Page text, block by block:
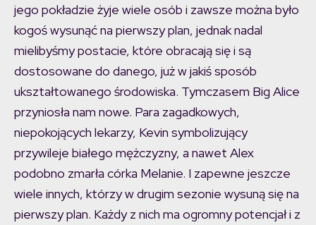
jego pokładzie żyje wiele osób i zawsze można było
kogoś wysunąć na pierwszy plan, jednak nadal
mielibyśmy postacie, które obracają się i są
dostosowane do danego, już w jakiś sposób
ukształtowanego środowiska. Tymczasem Big Alice
przyniosła nam nowe. Para zagadkowych,
niepokojących lekarzy, Kevin symbolizujący
przywileje białego mężczyzny, a nawet Alex
podobno zmarła córka Melanie. I zapewne jeszcze
wiele innych, którzy w drugim sezonie wysuną się na
pierwszy plan. Każdy z nich ma ogromny potencjał i z